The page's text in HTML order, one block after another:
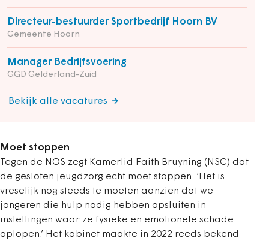
Directeur-bestuurder Sportbedrijf Hoorn BV
Gemeente Hoorn
Manager Bedrijfsvoering
GGD Gelderland-Zuid
Bekijk alle vacatures
Moet stoppen
Tegen de NOS zegt Kamerlid Faith Bruyning (NSC) dat
de gesloten jeugdzorg echt moet stoppen. ‘Het is
vreselijk nog steeds te moeten aanzien dat we
jongeren die hulp nodig hebben opsluiten in
instellingen waar ze fysieke en emotionele schade
oplopen.’ Het kabinet maakte in 2022 reeds bekend